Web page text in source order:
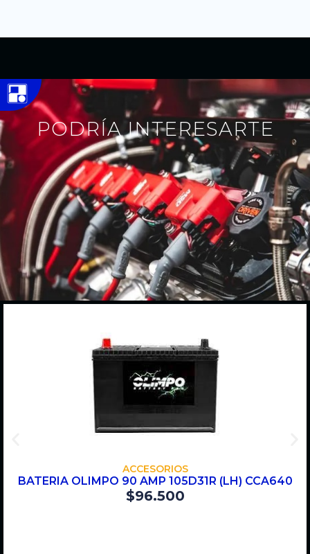
PODRÍA INTERESARTE
COMPRAR
ACCESORIOS
BATERIA OLIMPO 90 AMP 105D31R (LH) CCA640
$96.500